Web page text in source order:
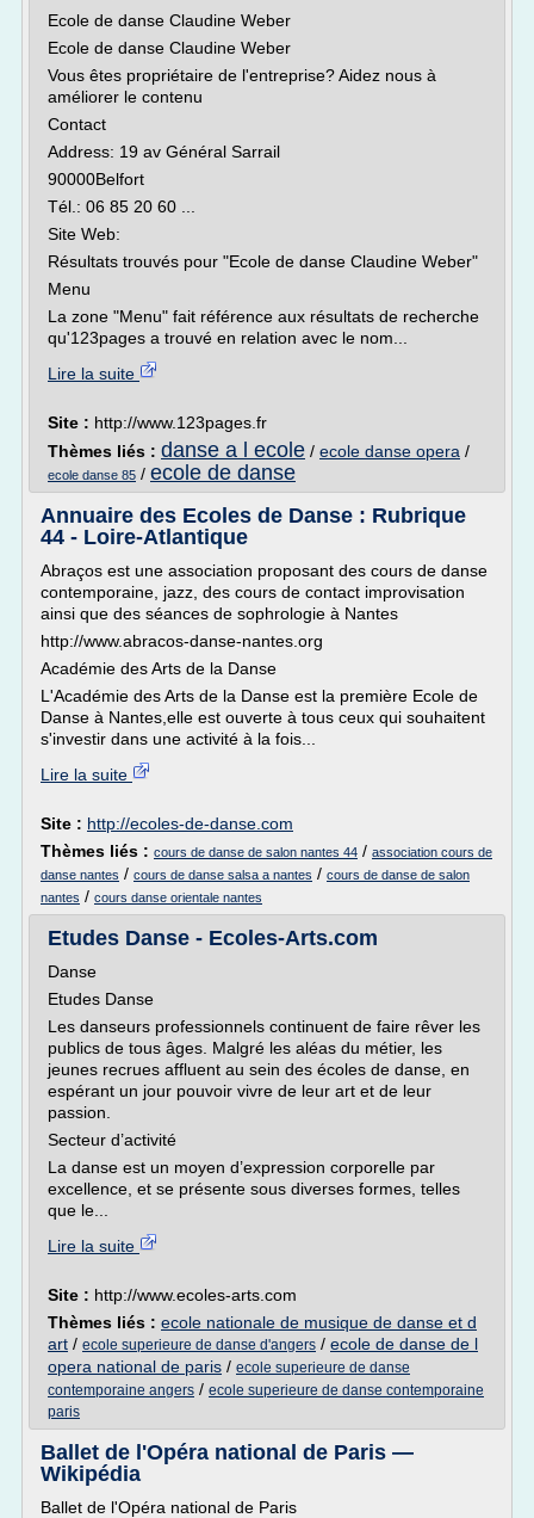
Ecole de danse Claudine Weber
Ecole de danse Claudine Weber
Vous êtes propriétaire de l'entreprise? Aidez nous à
améliorer le contenu
Contact
Address: 19 av Général Sarrail
90000Belfort
Tél.: 06 85 20 60 ...
Site Web:
Résultats trouvés pour "Ecole de danse Claudine Weber"
Menu
La zone "Menu" fait référence aux résultats de recherche
qu'123pages a trouvé en relation avec le nom...
Lire la suite
Site : http://www.123pages.fr
Thèmes liés : danse a l ecole / ecole danse opera /
ecole danse 85 / ecole de danse
Annuaire des Ecoles de Danse : Rubrique
44 - Loire-Atlantique
Abraços est une association proposant des cours de danse
contemporaine, jazz, des cours de contact improvisation
ainsi que des séances de sophrologie à Nantes
http://www.abracos-danse-nantes.org
Académie des Arts de la Danse
L'Académie des Arts de la Danse est la première Ecole de
Danse à Nantes,elle est ouverte à tous ceux qui souhaitent
s'investir dans une activité à la fois...
Lire la suite
Site : http://ecoles-de-danse.com
Thèmes liés : cours de danse de salon nantes 44 / association cours de
danse nantes / cours de danse salsa a nantes / cours de danse de salon
nantes / cours danse orientale nantes
Etudes Danse - Ecoles-Arts.com
Danse
Etudes Danse
Les danseurs professionnels continuent de faire rêver les
publics de tous âges. Malgré les aléas du métier, les
jeunes recrues affluent au sein des écoles de danse, en
espérant un jour pouvoir vivre de leur art et de leur
passion.
Secteur d’activité
La danse est un moyen d’expression corporelle par
excellence, et se présente sous diverses formes, telles
que le...
Lire la suite
Site : http://www.ecoles-arts.com
Thèmes liés : ecole nationale de musique de danse et d
art / ecole superieure de danse d'angers / ecole de danse de l
opera national de paris / ecole superieure de danse
contemporaine angers / ecole superieure de danse contemporaine
paris
Ballet de l'Opéra national de Paris —
Wikipédia
Ballet de l'Opéra national de Paris